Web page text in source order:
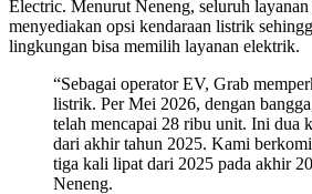
Electric. Menurut Neneng, seluruh
menyediakan opsi kendaraan listrik
lingkungan bisa memilih layanan elektrik.
“Sebagai operator EV, Grab
listrik. Per Mei 2026, dengan
telah mencapai 28 ribu unit. Ini dua
dari akhir tahun 2025. Kami
tiga kali lipat dari 2025 pada akhir
Neneng.